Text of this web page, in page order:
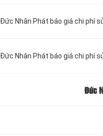
Đức Nhân Phát báo giá chi phí
Đức Nhân Phát báo giá chi phí
Đức